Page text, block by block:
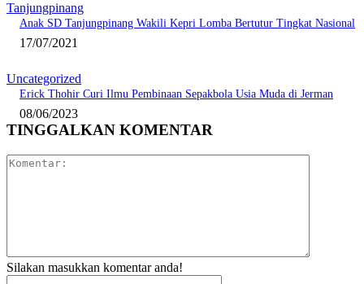
Tanjungpinang
Anak SD Tanjungpinang Wakili Kepri Lomba Bertutur Tingkat Nasional
17/07/2021
Uncategorized
Erick Thohir Curi Ilmu Pembinaan Sepakbola Usia Muda di Jerman
08/06/2023
TINGGALKAN KOMENTAR
Silakan masukkan komentar anda!